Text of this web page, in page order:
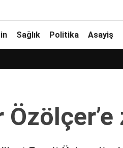
Sağlık Politika Asayiş